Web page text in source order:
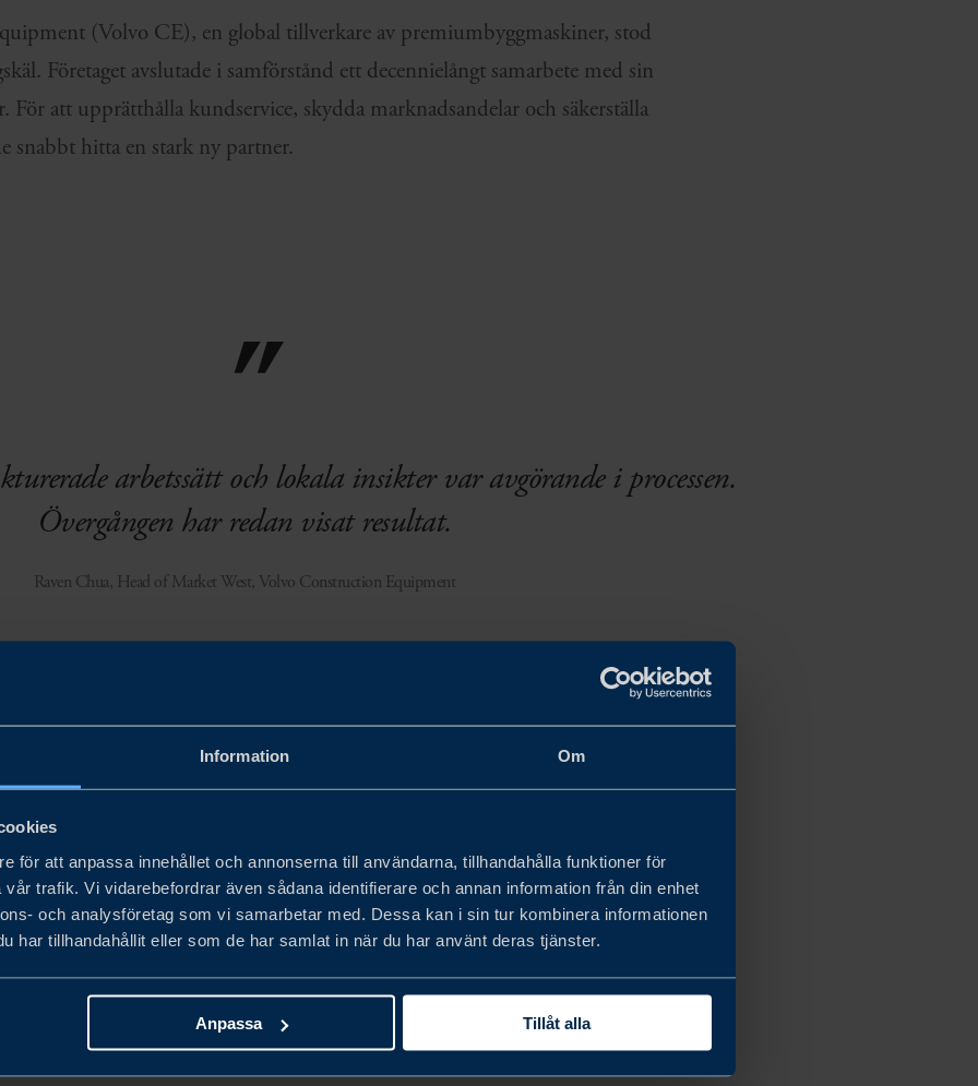
Information Om
för att anpassa innehållet och annonserna till användarna, tillhandahålla funktioner för
trafik. Vi vidarebefordrar även sådana identifierare och annan information från din enhet
och analysföretag som vi samarbetar med. Dessa kan i sin tur kombinera informationen
har tillhandahållit eller som de har samlat in när du har använt deras tjänster.
Anpassa Tillåt alla
(Volvo CE), en global tillverkare av premiumbyggmaskiner, stod
Företaget avslutade i samförstånd ett decennielångt samarbete med sin
För att upprätthålla kundservice, skydda marknadsandelar och säkerställa
snabbt hitta en stark ny partner.
arbetssätt och lokala insikter var avgörande i processen.
Övergången har redan visat resultat.
Raven Chua, Head of Market West, Volvo Construction Equipment
OCH DATADRIVEN